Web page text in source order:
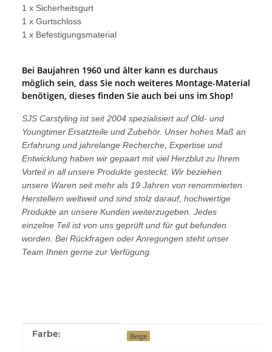
1 x Sicherheitsgurt
1 x Gurtschloss
1 x Befestigungsmaterial
Bei Baujahren 1960 und älter kann es durchaus
möglich sein, dass Sie noch weiteres Montage-Material
benötigen, dieses finden Sie auch bei uns im Shop!
SJS Carstyling ist seit 2004 spezialisiert auf Old- und
Youngtimer Ersatzteile und Zubehör. Unser hohes Maß an
Erfahrung und jahrelange Recherche, Expertise und
Entwicklung haben wir gepaart mit viel Herzblut zu Ihrem
Vorteil in all unsere Produkte gesteckt. Wir beziehen
unsere Waren seit mehr als 19 Jahren von renommierten
Herstellern weltweit und sind stolz darauf, hochwertige
Produkte an unsere Kunden weiterzugeben. Jedes
einzelne Teil ist von uns geprüft und für gut befunden
worden. Bei Rückfragen oder Anregungen steht unser
Team Ihnen gerne zur Verfügung.
Produkteigenschaft
Wert
Farbe: Beige